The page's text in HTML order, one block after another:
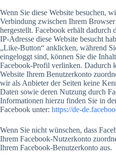
Wenn Sie diese Website besuchen,
Verbindung zwischen Ihrem
hergestellt. Facebook erhält dadurch
IP-Adresse diese Website besucht
„Like-Button“ anklicken, während
eingeloggt sind, können Sie die
Facebook-Profil verlinken. Dadurch
Website Ihrem Benutzerkonto
wir als Anbieter der Seiten keine
Daten sowie deren Nutzung durch
Informationen hierzu finden Sie in
Facebook unter: https://de-
Wenn Sie nicht wünschen, dass
Ihrem Facebook-Nutzerkonto
Ihrem Facebook-Benutzerkonto aus.